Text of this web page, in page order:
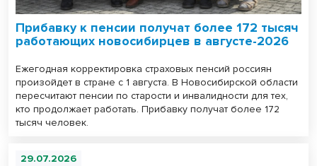
Прибавку к пенсии получат более 172 тысяч
работающих новосибирцев в августе-2026
Ежегодная корректировка страховых пенсий россиян
произойдет в стране с 1 августа. В Новосибирской области
пересчитают пенсии по старости и инвалидности для тех,
кто продолжает работать. Прибавку получат более 172
тысяч человек.
29.07.2026